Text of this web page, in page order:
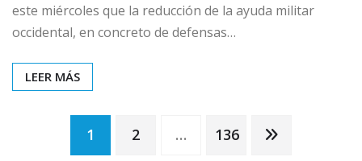
este miércoles que la reducción de la ayuda militar
occidental, en concreto de defensas…
LEER MÁS
Paginación
1 2 … 136